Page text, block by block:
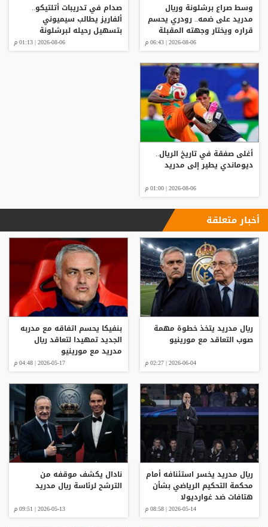
وسط صراع برشلونة وريال
مدريد على ضمه.. رودري يحسم
قراره ويختار وجهته المقبلة
2026-08-06 | 06:43 م
صدام في تدريبات أتلتيكو..
ألفاريز يطالب سيميوني
بتسهيل رحيله لبرشلونة
2026-08-06 | 01:13 م
أغلى صفقة في تاريخ الريال..
ديوماندي يطير إلى مدريد
2026-08-06 | 01:00 م
أخبار متعلقة
ريال مدريد يتخذ خطوة مهمة
صوب التعاقد مع مورينيو
2026-06-04 | 02:27 م
بنفيكا يحسم اتفاقه مع مدربه
الجديد تمهيدا لتعاقد ريال
مدريد مع مورينيو
2026-05-17 | 04:48 م
ريال مدريد يخسر استئنافه أمام
محكمة التحكيم الرياضي بشأن
هتافات ضد غوارديولا
2026-05-14 | 08:58 م
نادال يكشف موقفه من
الترشح لرئاسة ريال مدريد
2026-05-13 | 09:51 م